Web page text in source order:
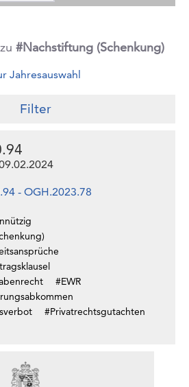
#Nachstiftung (Schenkung)
Jahresauswahl
Filter
- OGH.2023.78
#EWR
#Privatrechtsgutachten